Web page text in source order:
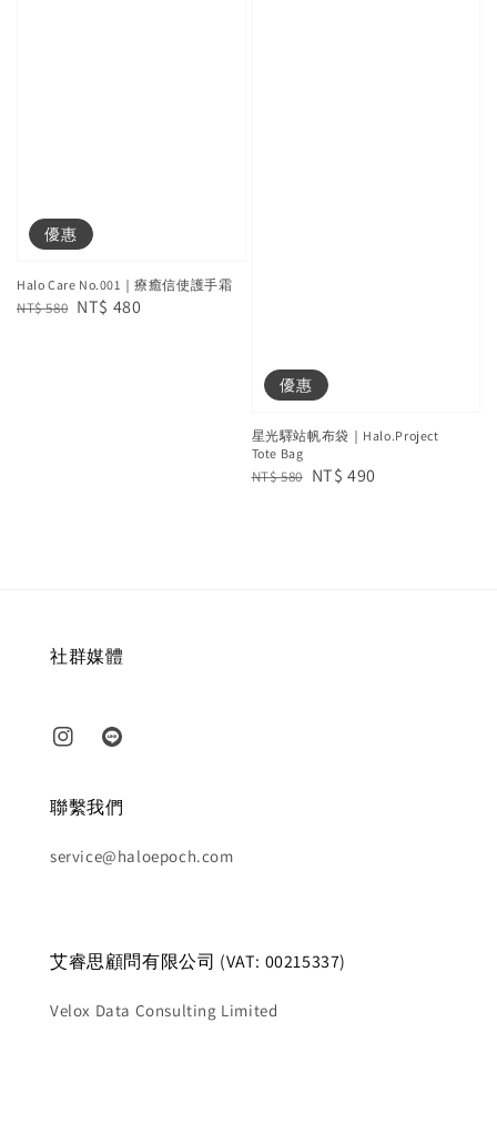
優惠
Halo Care No.001｜療癒信使護手霜
Regular
NT$ 580 Sale
NT$ 480
優惠
星光驛站帆布袋｜Halo.Project
Tote Bag
Regular
NT$ 580 Sale
NT$ 490
社群媒體
聯繫我們
service@haloepoch.com
艾睿思顧問有限公司 (VAT: 00215337)
Velox Data Consulting Limited